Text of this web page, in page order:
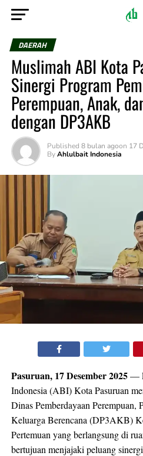
DAERAH
Muslimah ABI Kota
Sinergi Program
Perempuan, Anak,
dengan DP3AKB
Published 8 bulan agoon 17
By Ahlulbait Indonesia
Pasuruan, 17 Desember 2025—
Indonesia (ABI) Kota Pasuruan
Dinas Pemberdayaan Perempuan,
Keluarga Berencana (DP3AKB)
Pertemuan yang berlangsung di
bertujuan menjajaki peluang